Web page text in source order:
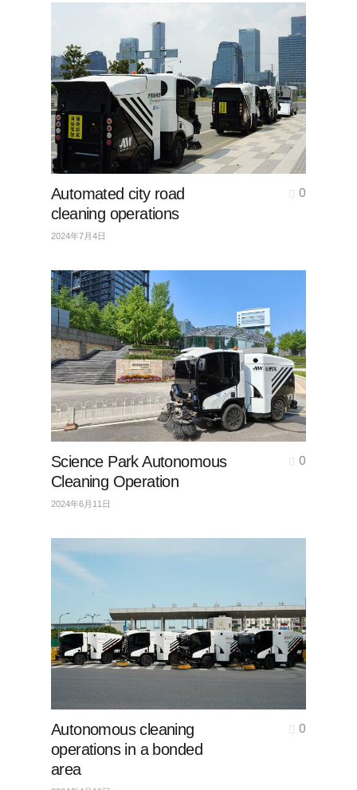
Automated city road
cleaning operations
2024年7月4日
0
Science Park Autonomous
Cleaning Operation
2024年6月11日
0
Autonomous cleaning
operations in a bonded
area
0